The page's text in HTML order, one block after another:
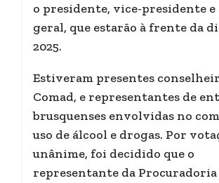
o presidente, vice-presidente
geral, que estarão à frente da
2025.
Estiveram presentes
Comad, e representantes de
brusquenses envolvidas no
uso de álcool e drogas. Por
unânime, foi decidido que o
representante da Procuradoria